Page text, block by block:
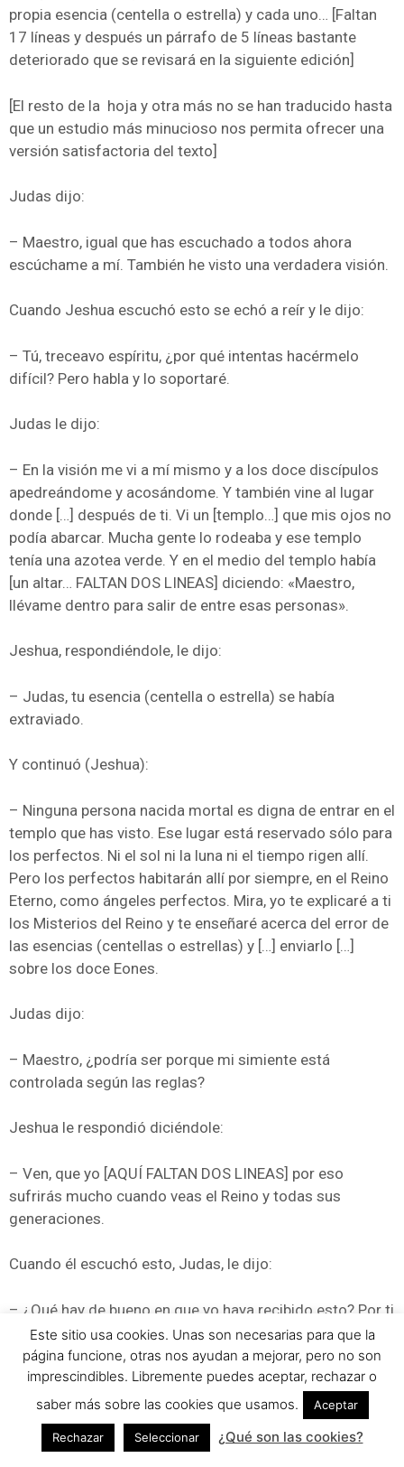
propia esencia (centella o estrella) y cada uno… [Faltan
17 líneas y después un párrafo de 5 líneas bastante
deteriorado que se revisará en la siguiente edición]
[El resto de la hoja y otra más no se han traducido hasta
que un estudio más minucioso nos permita ofrecer una
versión satisfactoria del texto]
Judas dijo:
– Maestro, igual que has escuchado a todos ahora
escúchame a mí. También he visto una verdadera visión.
Cuando Jeshua escuchó esto se echó a reír y le dijo:
– Tú, treceavo espíritu, ¿por qué intentas hacérmelo
difícil? Pero habla y lo soportaré.
Judas le dijo:
– En la visión me vi a mí mismo y a los doce discípulos
apedreándome y acosándome. Y también vine al lugar
donde […] después de ti. Vi un [templo…] que mis ojos no
podía abarcar. Mucha gente lo rodeaba y ese templo
tenía una azotea verde. Y en el medio del templo había
[un altar… FALTAN DOS LINEAS] diciendo: «Maestro,
llévame dentro para salir de entre esas personas».
Jeshua, respondiéndole, le dijo:
– Judas, tu esencia (centella o estrella) se había
extraviado.
Y continuó (Jeshua):
– Ninguna persona nacida mortal es digna de entrar en el
templo que has visto. Ese lugar está reservado sólo para
los perfectos. Ni el sol ni la luna ni el tiempo rigen allí.
Pero los perfectos habitarán allí por siempre, en el Reino
Eterno, como ángeles perfectos. Mira, yo te explicaré a ti
los Misterios del Reino y te enseñaré acerca del error de
las esencias (centellas o estrellas) y […] enviarlo […]
sobre los doce Eones.
Judas dijo:
– Maestro, ¿podría ser porque mi simiente está
controlada según las reglas?
Jeshua le respondió diciéndole:
– Ven, que yo [AQUÍ FALTAN DOS LINEAS] por eso
sufrirás mucho cuando veas el Reino y todas sus
generaciones.
Cuando él escuchó esto, Judas, le dijo:
– ¿Qué hay de bueno en que yo haya recibido esto? Por ti
me apartarán de esta generación.
Jeshua, respondiéndole, le dijo:
– Tú serás el treceavo, y serás maldecido por las otras
generaciones, pero gobernarás sobre ellos en los
Este sitio usa cookies. Unas son necesarias para que la
página funcione, otras nos ayudan a mejorar, pero no son
imprescindibles. Libremente puedes aceptar, rechazar o
saber más sobre las cookies que usamos.
Aceptar
Rechazar Seleccionar ¿Qué son las cookies?